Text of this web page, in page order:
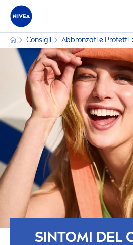
Consigli Abbronzati e Protetti
SINTOMI DEL